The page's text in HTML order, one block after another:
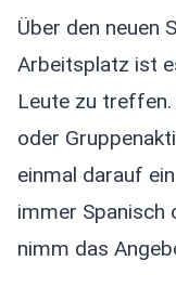
Über den neuen
Arbeitsplatz ist
Leute zu treffen.
oder
einmal darauf
immer Spanisch
nimm das